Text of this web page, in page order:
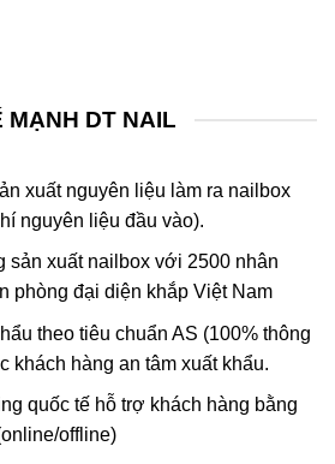
MẠNH DT NAIL
xuất nguyên liệu làm ra nailbox
nguyên liệu đầu vào).
sản xuất nailbox với 2500 nhân
phòng đại diện khắp Việt Nam
theo tiêu chuẩn AS (100% thông
khách hàng an tâm xuất khẩu.
quốc tế hỗ trợ khách hàng bằng
offline)